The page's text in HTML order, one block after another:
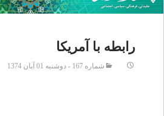
رابطه با آمریکا
شماره 167 - دوشنبه 01 آبان 1374